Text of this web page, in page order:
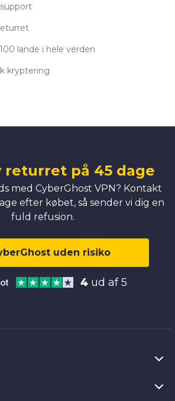
lande i hele verden
kryptering
returret på 45 dage
med CyberGhost VPN? Kontakt
efter købet, så sender vi dig en
fuld refusion.
uden risiko
4 ud af 5